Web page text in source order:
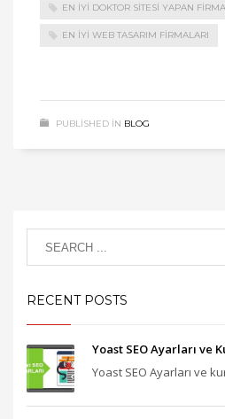
EN IYI DOKTOR SITESI YAPAN
EN IYI WEB TASARIM FIRMALARI
PUBLISHED IN BLOG
RECENT POSTS
Yoast SEO Ayarları ve
Yoast SEO Ayarları ve